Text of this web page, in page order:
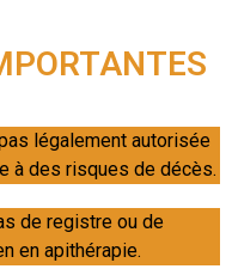
légalement autorisée
à des risques de décès.
de registre ou de
en apithérapie.